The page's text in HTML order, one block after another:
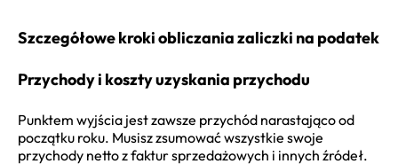
Szczegółowe kroki obliczania zaliczki na podatek
Przychody i koszty uzyskania przychodu
Punktem wyjścia jest zawsze przychód narastająco od
początku roku. Musisz zsumować wszystkie swoje
przychody netto z faktur sprzedażowych i innych źródeł.